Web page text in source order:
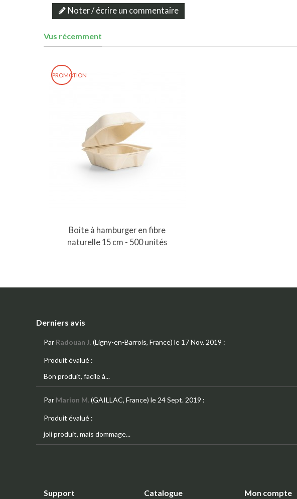
Noter / écrire un commentaire
Vus récemment
PROMOTION
Boite à hamburger en fibre
naturelle 15 cm - 500 unités
Derniers avis
Par Radouan J.(Ligny-en-Barrois, France) le 17 Nov. 2019 :
Produit évalué :
Bon produit, facile à...
Par Marion M.(GAILLAC, France) le 24 Sept. 2019 :
Produit évalué :
joli produit, mais dommage...
Support Catalogue Mon compte